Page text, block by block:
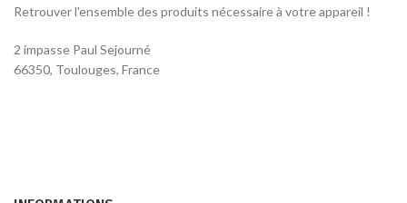
Retrouver l'ensemble des produits nécessaire à votre appareil !
2 impasse Paul Sejourné
66350, Toulouges, France